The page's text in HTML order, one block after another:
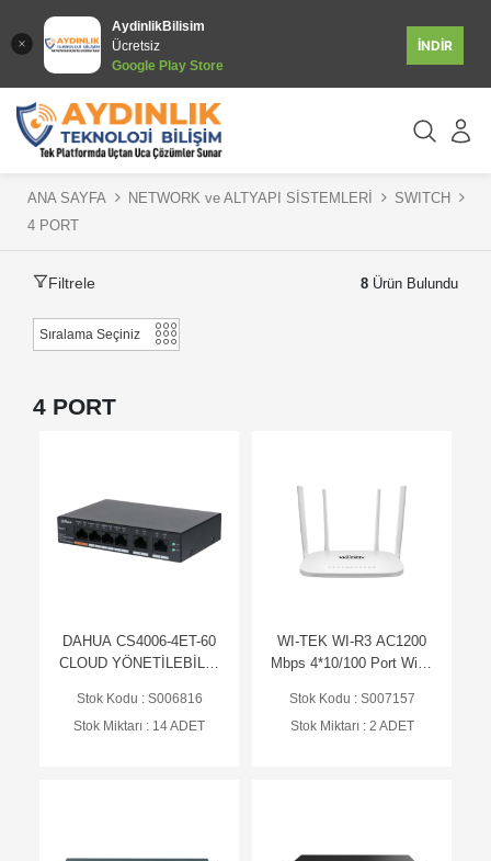
AydinlikBilisim
Ücretsiz
Google Play Store
İNDİR
ANA SAYFA NETWORK ve ALTYAPI SİSTEMLERİ
SWITCH
4 PORT
Filtrele 8 Ürün Bulundu
4 PORT
DAHUA CS4006-4ET-60
CLOUD YÖNETİLEBİLİR
Stok Kodu : S006816
Stok Miktarı : 14 ADET
WI-TEK WI-R3 AC1200
Mbps 4*10/100 Port Wi-Fi
Stok Kodu : S007157
Stok Miktarı : 2 ADET